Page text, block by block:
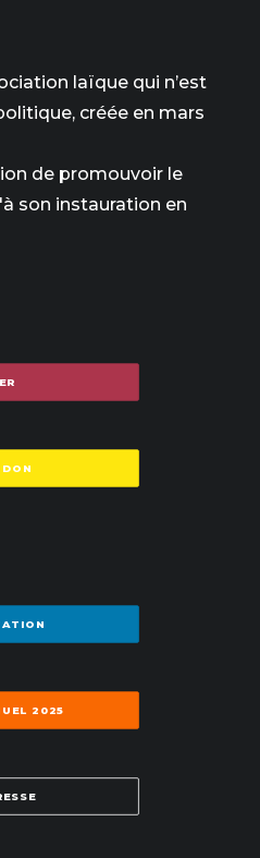
laïque qui n’est
créée en mars
de promouvoir le
son instauration en
2025